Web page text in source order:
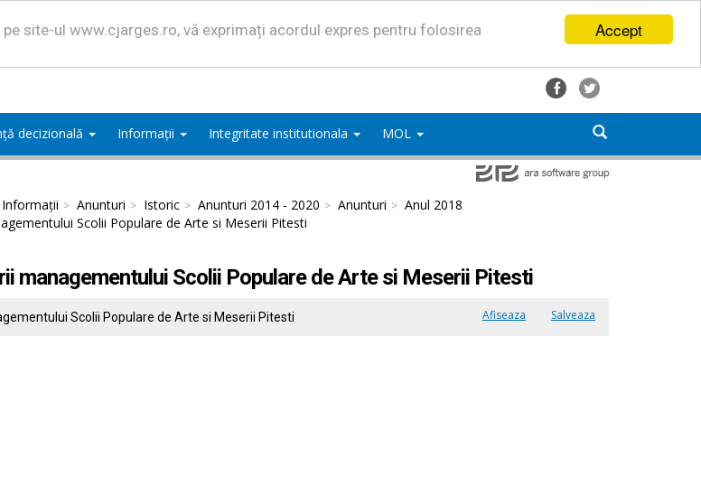
Accept
site-ul www.cjarges.ro, vă exprimați acordul expres pentru folosirea
decizională Informații Integritate institutionala MOL
Informații Anunturi Istoric Anunturi 2014 - 2020 Anunturi
Anul 2018
Scolii Populare de Arte si Meserii Pitesti
managementului Scolii Populare de Arte si Meserii Pitesti
Scolii Populare de Arte si Meserii Pitesti Afiseaza Salveaza